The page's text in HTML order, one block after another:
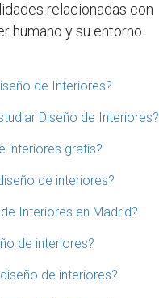
relacionadas con
humano y su entorno.
de Interiores?
Diseño de Interiores?
interiores gratis?
de interiores?
Interiores en Madrid?
de interiores?
de interiores?